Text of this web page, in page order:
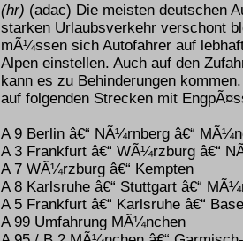
(hr) (adac) Die meisten deutschen
starken Urlaubsverkehr verschont
mÃ¼ssen sich Autofahrer auf
Alpen einstellen. Auch auf den
kann es zu Behinderungen
auf folgenden Strecken mit
A 9 Berlin â€“ NÃ¼rnberg â€“
A 3 Frankfurt â€“ WÃ¼rzburg â€“
A 7 WÃ¼rzburg â€“ Kempten
A 8 Karlsruhe â€“ Stuttgart â€“
A 5 Frankfurt â€“ Karlsruhe â€“
A 99 Umfahrung MÃ¼nchen